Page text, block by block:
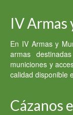
950.00 €.
IV
En IV Armas y
armas
municiones y
calidad disponible
Cázanos